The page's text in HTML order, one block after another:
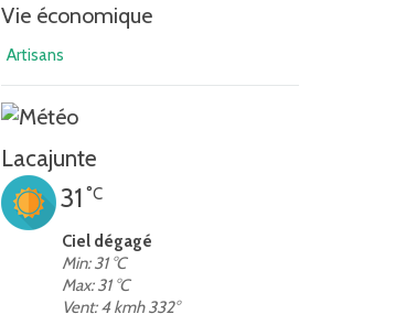
Vie économique
Artisans
Lacajunte
31 °C
Ciel dégagé
Min: 31 °C
Max: 31 °C
Vent: 4 kmh 332°